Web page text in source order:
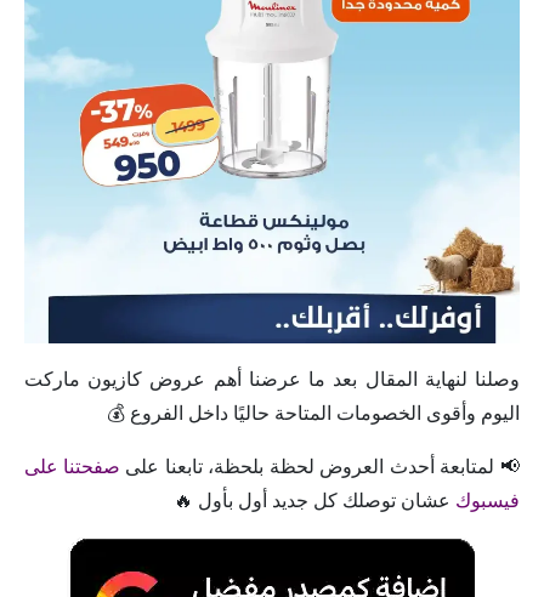
وصلنا لنهاية المقال بعد ما عرضنا أهم عروض كازيون ماركت
اليوم وأقوى الخصومات المتاحة حاليًا داخل الفروع 💰
📢 لمتابعة أحدث العروض لحظة بلحظة، تابعنا على صفحتنا على
فيسبوك عشان توصلك كل جديد أول بأول 🔥